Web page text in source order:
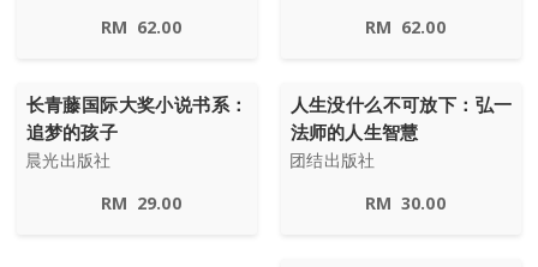
RM 62.00
RM 62.00
长青藤国际大奖小说书系：
追梦的孩子
晨光出版社
RM 29.00
人生没什么不可放下：弘一
法师的人生智慧
团结出版社
RM 30.00